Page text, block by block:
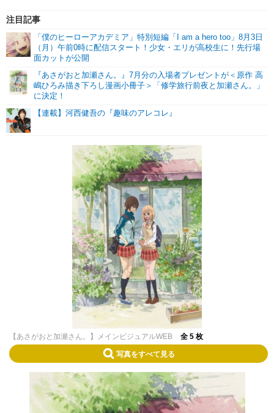
注目記事
「僕のヒーローアカデミア」特別短編「I am a hero too」8月3日
（月）午前0時に配信スタート！少女・エリが高校生に！先行場
面カットが公開
『あさがおと加瀬さん。』7月分の入場者プレゼントが＜原作 高
嶋ひろみ描き下ろし漫画小冊子＞「修学旅行前夜と加瀬さん。」
に決定！
【連載】河西健吾の『趣味のアレコレ』
【あさがおと加瀬さん。】メインビジュアルWEB 全 5 枚
写真をすべて見る